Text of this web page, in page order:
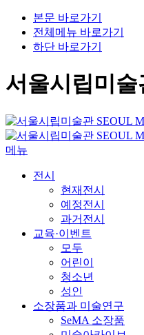
본문 바로가기
전체메뉴 바로가기
하단 바로가기
서울시립미
메뉴
전시
현재전시
예정전시
과거전시
교육·이벤트
모두
어린이
청소년
성인
소장품과 미술연구
SeMA 소장품